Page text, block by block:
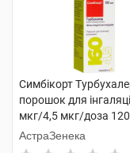
Симбікорт
порошок для
мкг/4,5 мкг/доза 120
флакон
АстраЗенека